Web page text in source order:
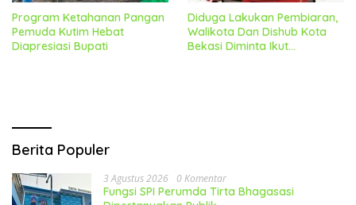
Program Ketahanan Pangan
Pemuda Kutim Hebat
Diapresiasi Bupati
Diduga Lakukan Pembiaran,
Walikota Dan Dishub Kota
Bekasi Diminta Ikut
Berita Populer
3 Agustus 2026 0 Komentar
Fungsi SPI Perumda Tirta Bhagasasi